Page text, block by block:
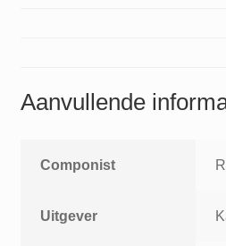
Aanvullende
Componist
Uitgever